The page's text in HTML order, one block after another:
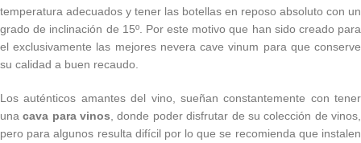
temperatura adecuados y tener las botellas en reposo absoluto con un
grado de inclinación de 15º. Por este motivo que han sido creado para
el exclusivamente las mejores nevera cave vinum para que conserve
su calidad a buen recaudo.
Los auténticos amantes del vino, sueñan constantemente con tener
una cava para vinos , donde poder disfrutar de su colección de vinos,
pero para algunos resulta difícil por lo que se recomienda que instalen